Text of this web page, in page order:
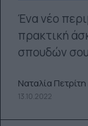
Ένα νέο
πρακτική
σπουδών
Ναταλία Πετρίτη
13.10.2022